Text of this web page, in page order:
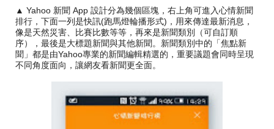
▲ Yahoo 新聞 App 設計分為幾個區塊，右上角可進入心情新聞
排行，下面一列是快訊(跑馬燈輪播形式)，用來傳達最新消息，
像是天然災害、比賽比數等等，再來是新聞類別（可自訂順
序），最後是大標題新聞與其他新聞。新聞類別中的「焦點新
聞」都是由Yahoo專業的新聞編輯精選的，重要議題會同時呈現
不同角度面向，讓網友看新聞更全面。